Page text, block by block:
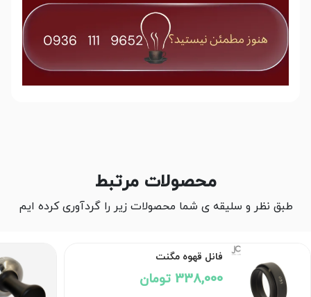
محصولات مرتبط
طبق نظر و سلیقه ی شما محصولات زیر را گردآوری کرده ایم
فانل قهوه مگنت
338,000 تومان